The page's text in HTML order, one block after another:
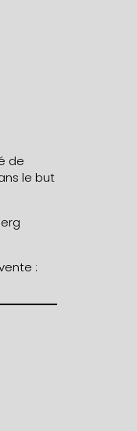
de
le but
: